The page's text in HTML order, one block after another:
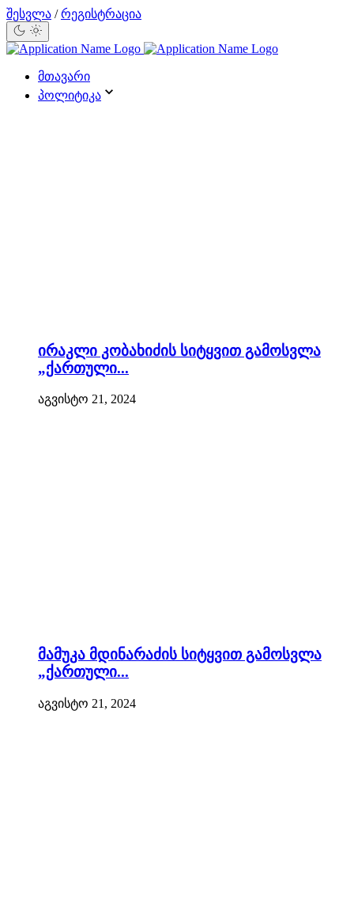
შესვლა / რეგისტრაცია
მთავარი
პოლიტიკა
ირაკლი კობახიძის სიტყვით გამოსვლა
„ქართული...
აგვისტო 21, 2024
მამუკა მდინარაძის სიტყვით გამოსვლა
„ქართული...
აგვისტო 21, 2024